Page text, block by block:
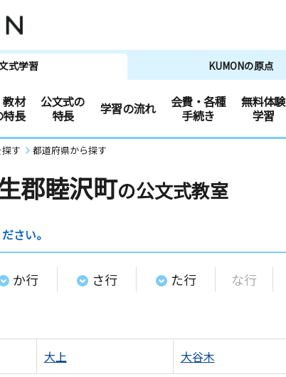
式学習 KUMONの原点
材
特長
公文式の
特長
学習の流れ
会費・各種
手続き
無料体験
学習
す 都道府県から探す
郡睦沢町の公文式教室
さい。
か行 さ行 た行 な行
大上 大谷木